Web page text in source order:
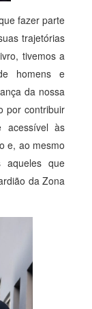
fazer parte
trajetórias
tivemos a
homens e
da nossa
por contribuir
acessível às
e, ao mesmo
aqueles que
da Zona